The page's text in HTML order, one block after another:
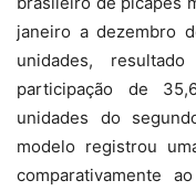
janeiro a dezembro
unidades,
participação de
unidades do
modelo registrou
comparativamente